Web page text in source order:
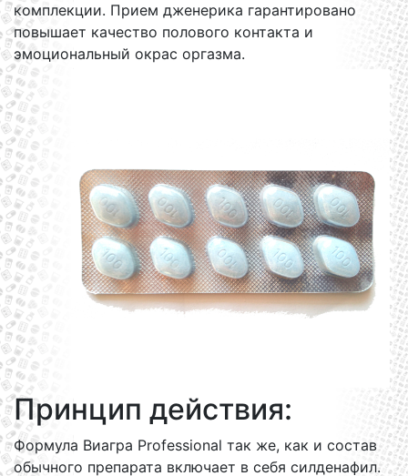
комплекции. Прием дженерика гарантировано
повышает качество полового контакта и
эмоциональный окрас оргазма.
Принцип действия:
Формула Виагра Professional так же, как и состав
обычного препарата включает в себя силденафил.